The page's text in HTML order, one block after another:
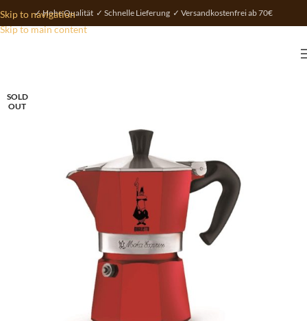
Skip to navigation
Skip to main content
✓ Hohe Qualität ✓ Schnelle Lieferung ✓ Versandkostenfrei ab 70€
SOLD
OUT